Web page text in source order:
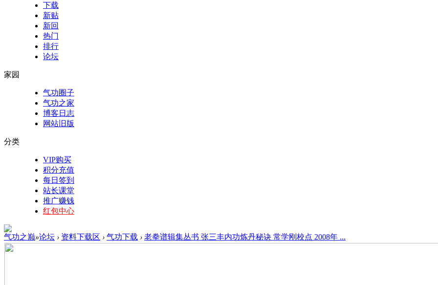
下载
新贴
新回
热门
排行
论坛
家园
气功圈子
气功之家
博客日志
网站旧版
分类
VIP购买
积分充值
每日签到
站长课堂
推广赚钱
红包中心
气功之巅»论坛 › 资料下载区 › 气功下载 › 老拳谱辑集丛书 张三丰内功炼丹秘诀 常学刚校点 2008年 ...